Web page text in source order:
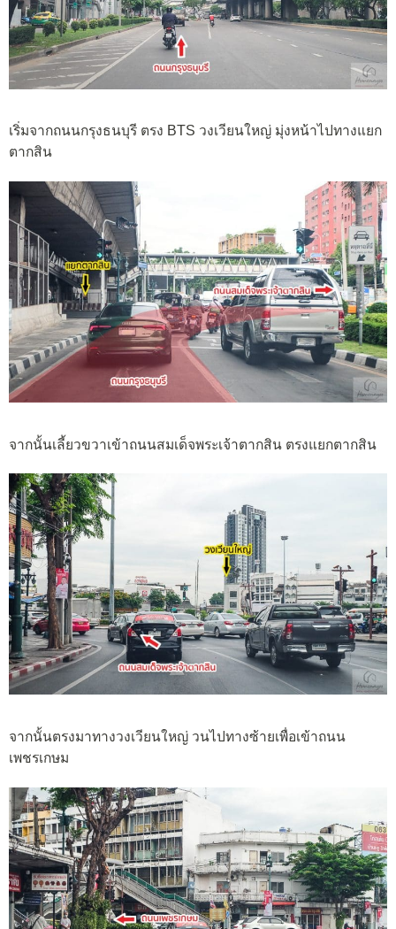
เริ่มจากถนนกรุงธนบุรี ตรง BTS วงเวียนใหญ่ มุ่งหน้าไปทางแยก
ตากสิน
จากนั้นเลี้ยวขวาเข้าถนนสมเด็จพระเจ้าตากสิน ตรงแยกตากสิน
จากนั้นตรงมาทางวงเวียนใหญ่ วนไปทางซ้ายเพื่อเข้าถนน
เพชรเกษม